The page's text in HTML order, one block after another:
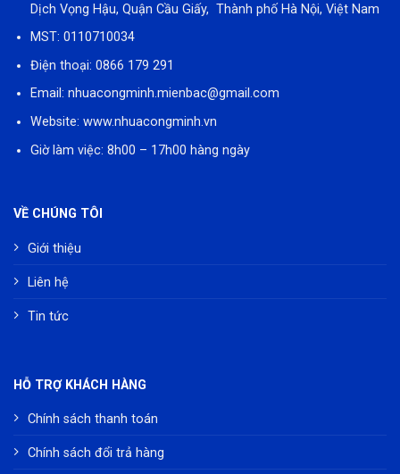
Dịch Vọng Hậu, Quận Cầu Giấy, Thành phố Hà Nội, Việt Nam
MST: 0110710034
Điện thoại: 0866 179 291
Email: nhuacongminh.mienbac@gmail.com
Website: www.nhuacongminh.vn
Giờ làm việc: 8h00 – 17h00 hàng ngày
VỀ CHÚNG TÔI
Giới thiệu
Liên hệ
Tin tức
HỖ TRỢ KHÁCH HÀNG
Chính sách thanh toán
Chính sách đổi trả hàng